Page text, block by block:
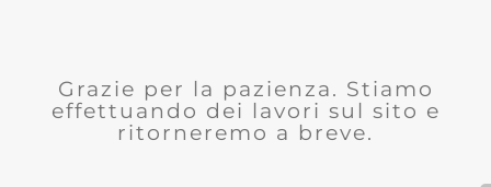
Grazie per la pazienza. Stiamo
effettuando dei lavori sul sito e
ritorneremo a breve.